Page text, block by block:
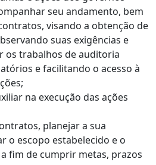
seu andamento, bem
visando a obtenção de
suas exigências e
os trabalhos de auditoria
e facilitando o acesso à
na execução das ações
planejar a sua
o escopo estabelecido e o
fim de cumprir metas, prazos